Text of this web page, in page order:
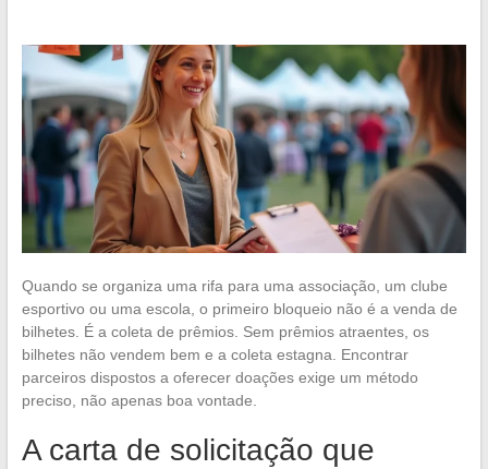
Quando se organiza uma rifa para uma associação, um clube
esportivo ou uma escola, o primeiro bloqueio não é a venda de
bilhetes. É a coleta de prêmios. Sem prêmios atraentes, os
bilhetes não vendem bem e a coleta estagna. Encontrar
parceiros dispostos a oferecer doações exige um método
preciso, não apenas boa vontade.
A carta de solicitação que